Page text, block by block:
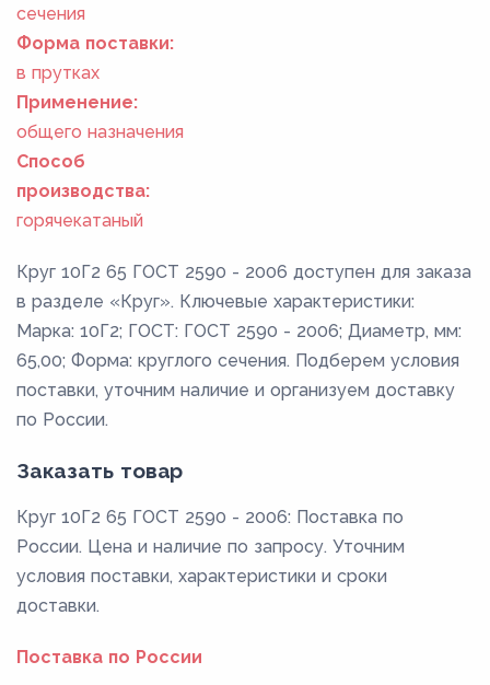
сечения
Форма поставки:
в прутках
Применение:
общего назначения
Способ
производства:
горячекатаный
Круг 10Г2 65 ГОСТ 2590 - 2006 доступен для заказа
в разделе «Круг». Ключевые характеристики:
Марка: 10Г2; ГОСТ: ГОСТ 2590 - 2006; Диаметр, мм:
65,00; Форма: круглого сечения. Подберем условия
поставки, уточним наличие и организуем доставку
по России.
Заказать товар
Круг 10Г2 65 ГОСТ 2590 - 2006: Поставка по
России. Цена и наличие по запросу. Уточним
условия поставки, характеристики и сроки
доставки.
Поставка по России